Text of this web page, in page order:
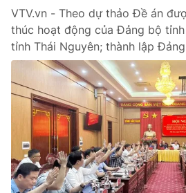
VTV.vn - Theo dự thảo Đề án
thúc hoạt động của Đảng bộ
tỉnh Thái Nguyên; thành lập